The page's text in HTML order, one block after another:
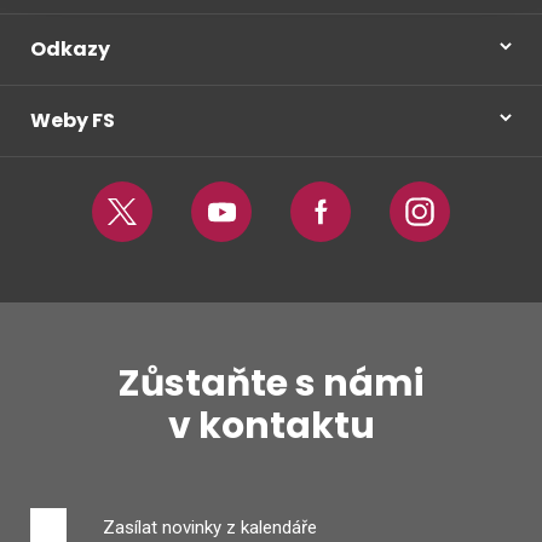
Odkazy
Weby FS
Twitter Youtube Facebook Instagram
Zůstaňte s námi
v kontaktu
Zasílat novinky z kalendáře